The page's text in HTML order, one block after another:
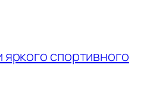
спортивного